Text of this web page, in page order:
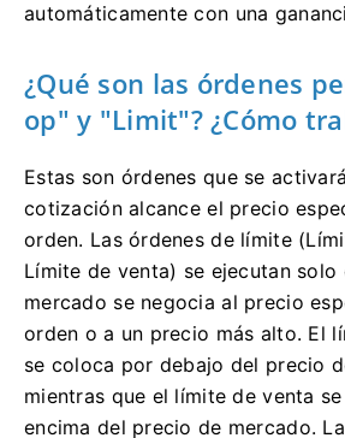
automáticamente con una
¿Qué son las órdenes
op" y "Limit"?¿Cómo
Estas son órdenes que se
cotización alcance el precio
orden. Las órdenes de límite
Límite de venta) se ejecutan solo
mercado se negocia al precio
orden o a un precio más alto. El
se coloca por debajo del precio
mientras que el límite de venta
encima del precio de mercado.